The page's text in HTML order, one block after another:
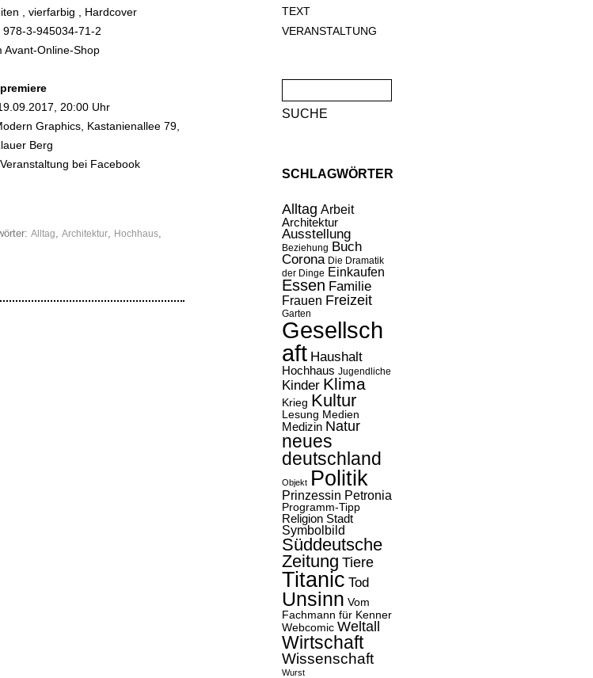
, vierfarbig , Hardcover
978-3-945034-71-2
Avant-Online-Shop
20:00 Uhr
Graphics, Kastanienallee 79,
Berg
bei Facebook
Alltag, Architektur, Hochhaus,
TEXT
VERANSTALTUNG
nach:
SCHLAGWÖRTER
Alltag Arbeit
Architektur
Ausstellung
Beziehung Buch
Corona Die Dramatik
der Dinge Einkaufen
Essen Familie
Frauen Freizeit
Garten
Gesellsch
aft Haushalt
Hochhaus Jugendliche
Kinder Klima
Krieg Kultur
Lesung Medien
Medizin Natur
neues
deutschland
Objekt Politik
Prinzessin Petronia
Programm-Tipp
Religion Stadt
Symbolbild
Süddeutsche
Zeitung Tiere
Titanic Tod
Unsinn Vom
Fachmann für Kenner
Webcomic Weltall
Wirtschaft
Wissenschaft
Wurst